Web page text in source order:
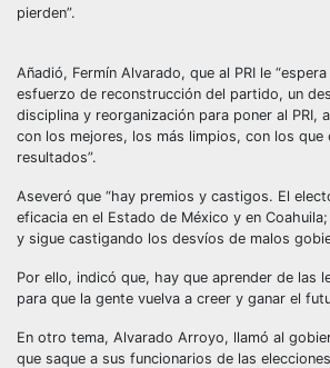
pierden”.
Añadió, Fermín Alvarado, que al PRI le
esfuerzo de reconstrucción del partido, un
disciplina y reorganización para poner al PRI,
con los mejores, los más limpios, con los que
resultados”.
Aseveró que “hay premios y castigos. El
eficacia en el Estado de México y en
y sigue castigando los desvíos de malos
Por ello, indicó que, hay que aprender de las
para que la gente vuelva a creer y ganar el
En otro tema, Alvarado Arroyo, llamó al
que saque a sus funcionarios de las